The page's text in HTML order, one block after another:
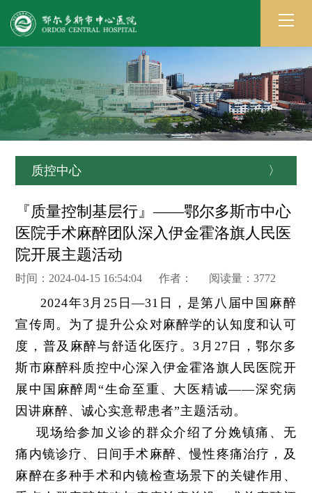
质控中心 〉
『质量控制基层行』——鄂尔多斯市中心
医院手术麻醉团队深入伊金霍洛旗人民医
院开展主题活动
时间：2024-04-15 16:54:04 作者： 阅读量：3772
2024年3月25日—31日，是第八届中国麻醉
宣传周。为了提升公众对麻醉学的认知度和认可
度，普及麻醉与舒适化医疗。3月27日，鄂尔多
斯市麻醉科质控中心深入伊金霍洛旗人民医院开
展中国麻醉周“生命至重、大医精诚——深究病
因讲麻醉、诚心实意帮患者”主题活动。
现场给参加义诊的群众介绍了分娩镇痛、无
痛内镜诊疗、日间手术麻醉、慢性疼痛治疗，及
麻醉在多种手术和内镜检查场景下的关键作用、